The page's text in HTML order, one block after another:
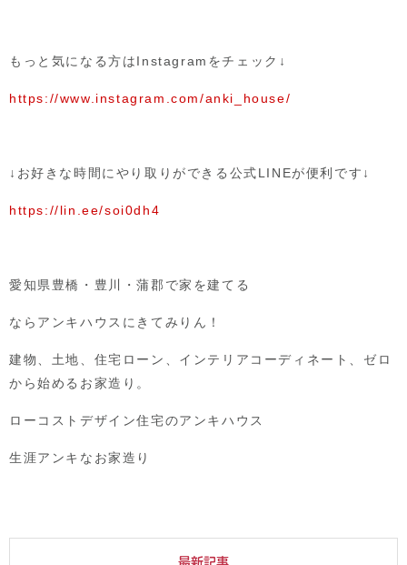
もっと気になる方はInstagramをチェック↓
https://www.instagram.com/anki_house/
↓お好きな時間にやり取りができる公式LINEが便利です↓
https://lin.ee/soi0dh4
愛知県豊橋・豊川・蒲郡で家を建てる
ならアンキハウスにきてみりん！
建物、土地、住宅ローン、インテリアコーディネート、ゼロ
から始めるお家造り。
ローコストデザイン住宅のアンキハウス
生涯アンキなお家造り
最新記事